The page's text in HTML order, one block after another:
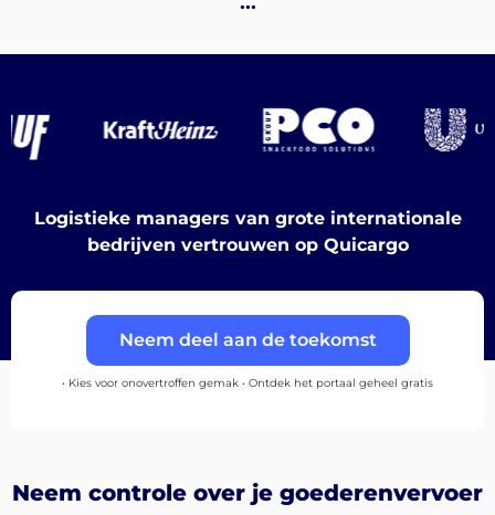
Ontdek
Nederlands
Logistieke managers van grote internationale
bedrijven vertrouwen op Quicargo
Neem deel aan de toekomst
• Kies voor onovertroffen gemak • Ontdek het portaal geheel gratis
Neem controle over je goederenvervoer